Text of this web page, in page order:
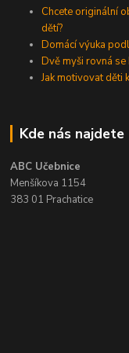
Chcete originální
dětí?
Domácí výuka
Dvě myši rovná se
Jak motivovat děti
Kde nás najdete
ABC Učebnice
Menšíkova 1154
383 01 Prachatice